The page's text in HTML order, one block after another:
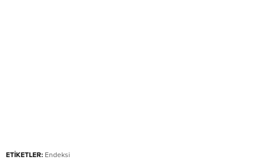
ETİKETLER: Endeksi